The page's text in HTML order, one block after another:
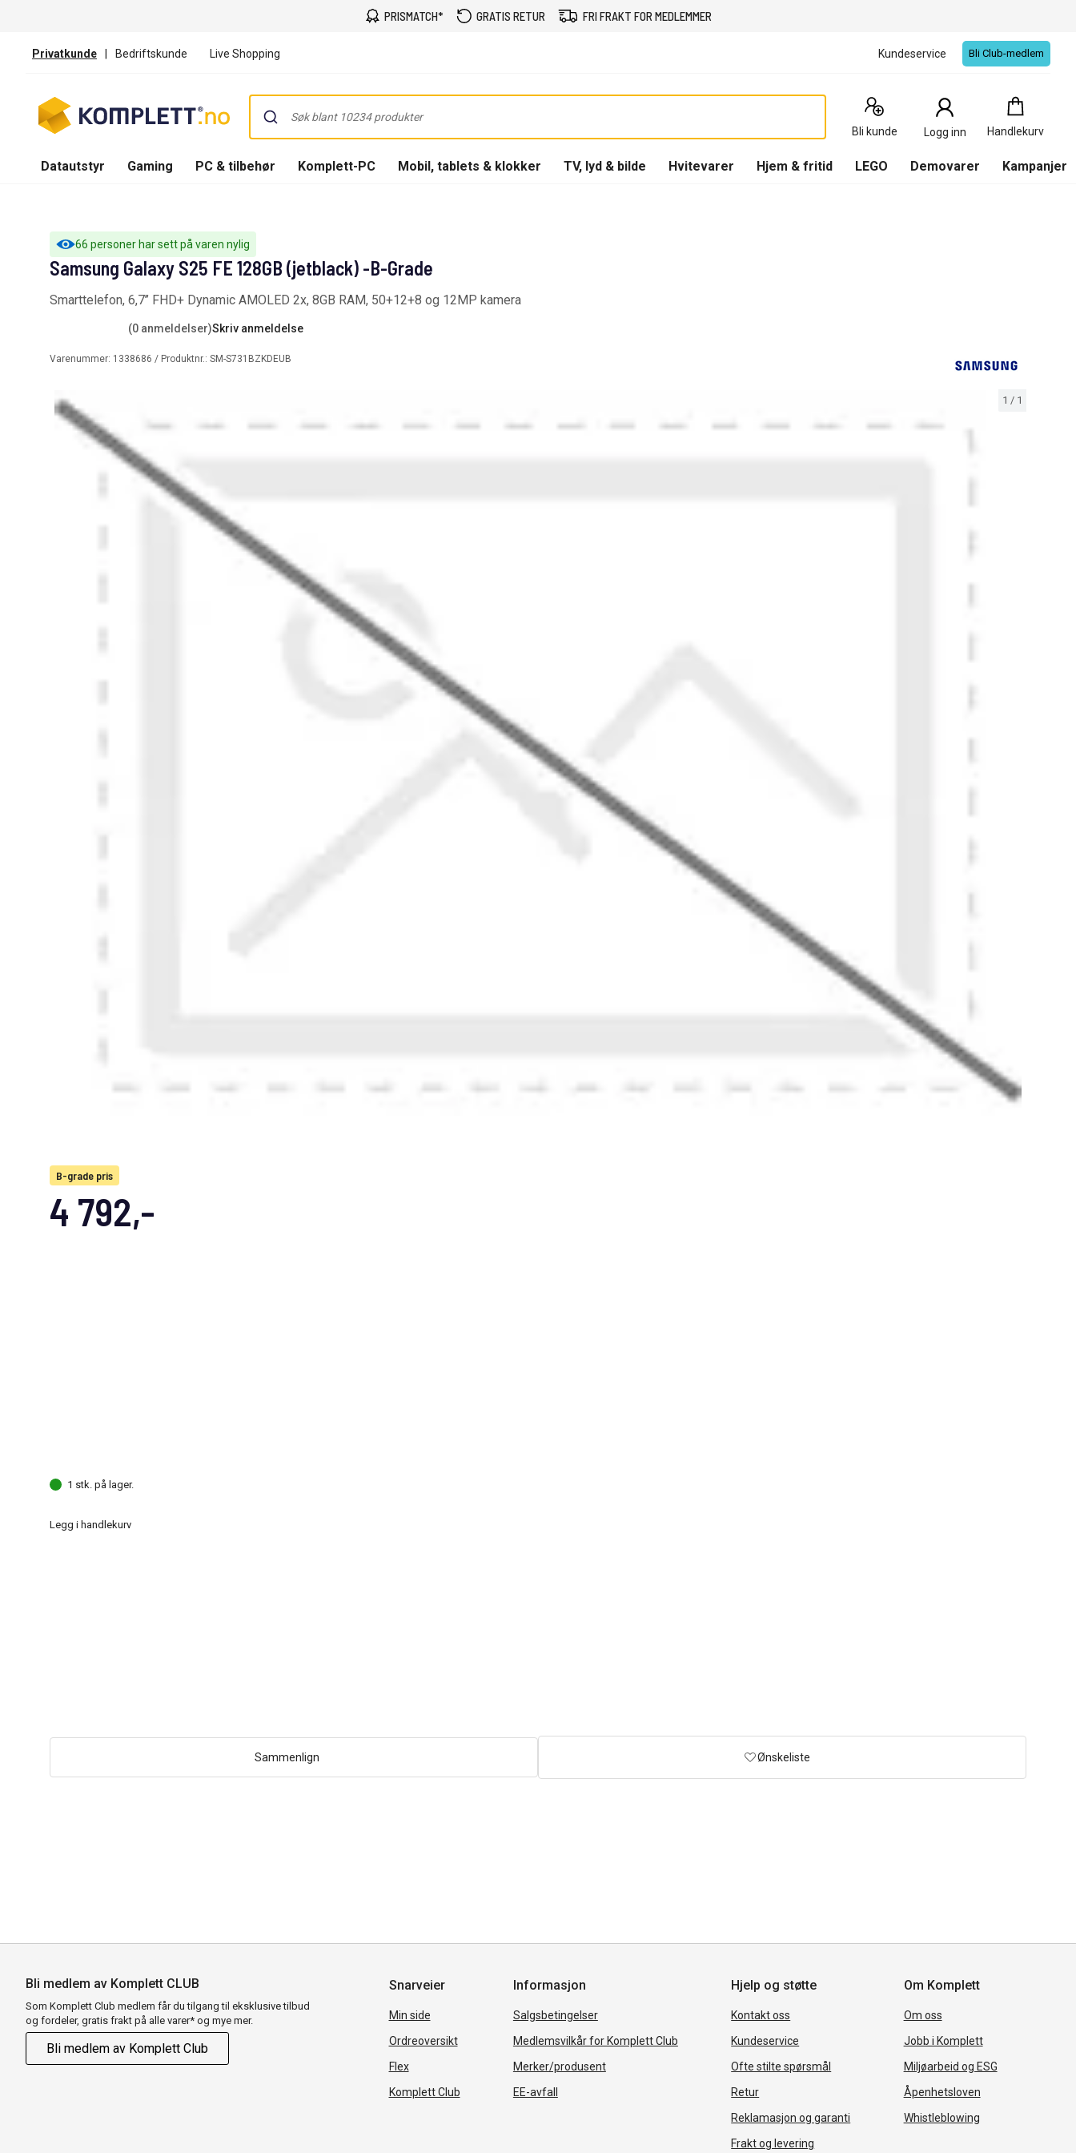
PRISMATCH* GRATIS RETUR FRI FRAKT FOR MEDLEMMER
Privatkunde | Bedriftskunde Live Shopping Kundeservice Bli Club-medlem
Bli kunde Logg inn Handlekurv
Handlekurv
0
Produkter
Datautstyr Gaming PC & tilbehør Komplett-PC Mobil, tablets & klokker TV, lyd & bilde Hvitevarer Hjem & fritid LEGO Demovarer Kampanjer
66 personer har sett på varen nylig
1 / 1
Samsung Galaxy S25 FE 128GB (jetblack) -B-Grade
Smarttelefon, 6,7’’ FHD+ Dynamic AMOLED 2x, 8GB RAM, 50+12+8 og 12MP kamera
(0 anmeldelser)Skriv anmeldelse
Varenummer: 1338686 / Produktnr.: SM-S731BZKDEUB
B-grade pris
4 792,-
1 stk. på lager.
Legg i handlekurv
Sammenlign Ønskeliste
Bli medlem av Komplett CLUB
Som Komplett Club medlem får du tilgang til eksklusive tilbud
og fordeler, gratis frakt på alle varer* og mye mer.
Bli medlem av Komplett Club
Snarveier
Min side
Ordreoversikt
Flex
Komplett Club
Informasjon
Salgsbetingelser
Medlemsvilkår for Komplett Club
Merker/produsent
EE-avfall
Hjelp og støtte
Kontakt oss
Kundeservice
Ofte stilte spørsmål
Retur
Reklamasjon og garanti
Frakt og levering
Om Komplett
Om oss
Jobb i Komplett
Miljøarbeid og ESG
Åpenhetsloven
Whistleblowing